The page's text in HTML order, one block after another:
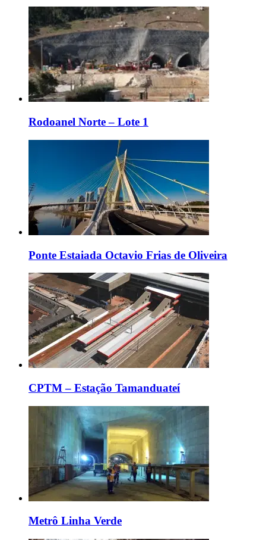
Rodoanel Norte – Lote 1
Ponte Estaiada Octavio Frias de Oliveira
CPTM – Estação Tamanduateí
Metrô Linha Verde